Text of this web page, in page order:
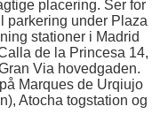
placering. Ser for
parkering under Plaza
stationer i Madrid
de la Princesa 14,
Via hovedgaden.
Marques de Urqiujo
Atocha togstation og